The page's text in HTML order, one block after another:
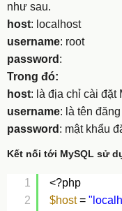
như sau.
host: localhost
username: root
password :
Trong đó:
host: là địa chỉ cài đặt
username: là tên
password : mật khẩu
Kết nối tới MySQL sử
1
2
<?php
$host =